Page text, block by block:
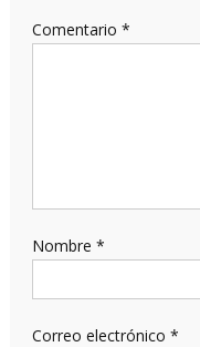
Comentario *
Nombre *
Correo electrónico *